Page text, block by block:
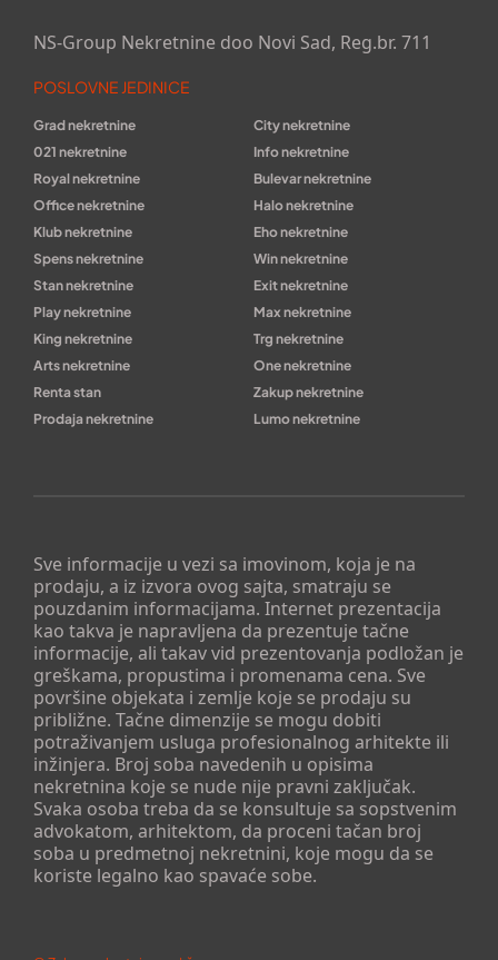
Sve informacije u vezi sa imovinom, koja je na
prodaju, a iz izvora ovog sajta, smatraju se
pouzdanim informacijama. Internet prezentacija
kao takva je napravljena da prezentuje tačne
informacije, ali takav vid prezentovanja podložan je
greškama, propustima i promenama cena. Sve
površine objekata i zemlje koje se prodaju su
približne. Tačne dimenzije se mogu dobiti
potraživanjem usluga profesionalnog arhitekte ili
inžinjera. Broj soba navedenih u opisima
nekretnina koje se nude nije pravni zaključak.
Svaka osoba treba da se konsultuje sa sopstvenim
advokatom, arhitektom, da proceni tačan broj
soba u predmetnoj nekretnini, koje mogu da se
koriste legalno kao spavaće sobe.
NS-Group Nekretnine doo Novi Sad, Reg.br. 711
POSLOVNE JEDINICE
Grad nekretnine
City nekretnine
021 nekretnine
Info nekretnine
Royal nekretnine
Bulevar nekretnine
Office nekretnine
Halo nekretnine
Klub nekretnine
Eho nekretnine
Spens nekretnine
Win nekretnine
Stan nekretnine
Exit nekretnine
Play nekretnine
Max nekretnine
King nekretnine
Trg nekretnine
Arts nekretnine
One nekretnine
Renta stan
Zakup nekretnine
Prodaja nekretnine
Lumo nekretnine